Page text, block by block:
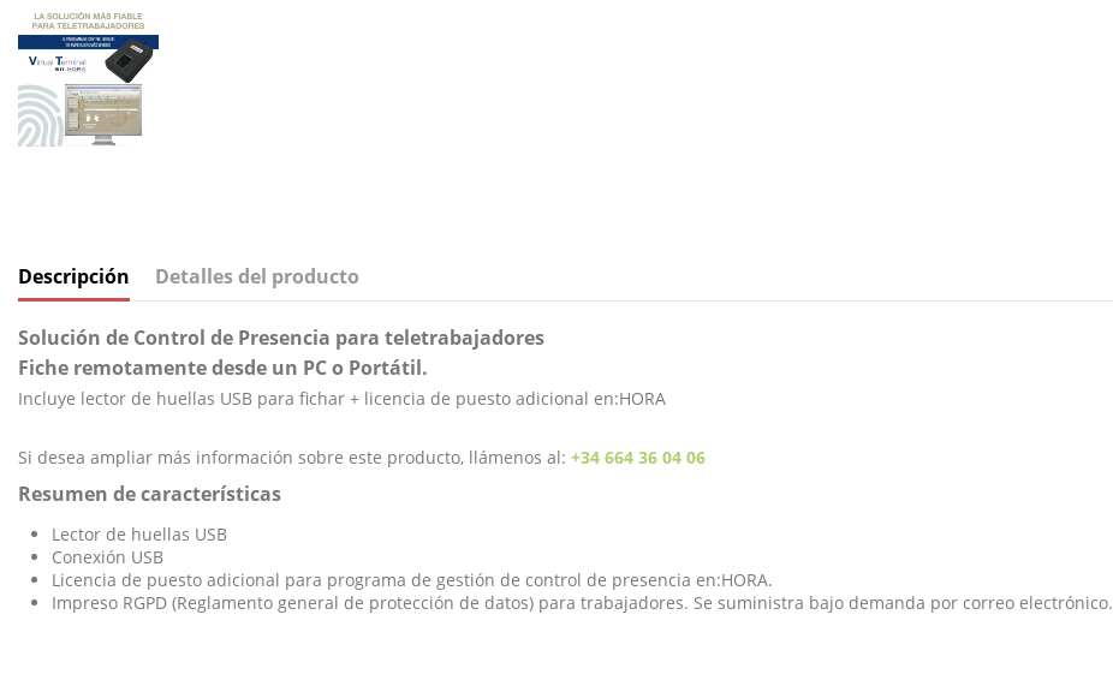
Descripción Detalles del producto
Solución de Control de Presencia para teletrabajadores
Fiche remotamente desde un PC o Portátil.
Incluye lector de huellas USB para fichar + licencia de puesto adicional en:HORA
Si desea ampliar más información sobre este producto, llámenos al: +34 664 36 04 06
Resumen de características
Lector de huellas USB
Conexión USB
Licencia de puesto adicional para programa de gestión de control de presencia en:HORA.
Impreso RGPD (Reglamento general de protección de datos) para trabajadores. Se suministra bajo demanda por correo electrónico.